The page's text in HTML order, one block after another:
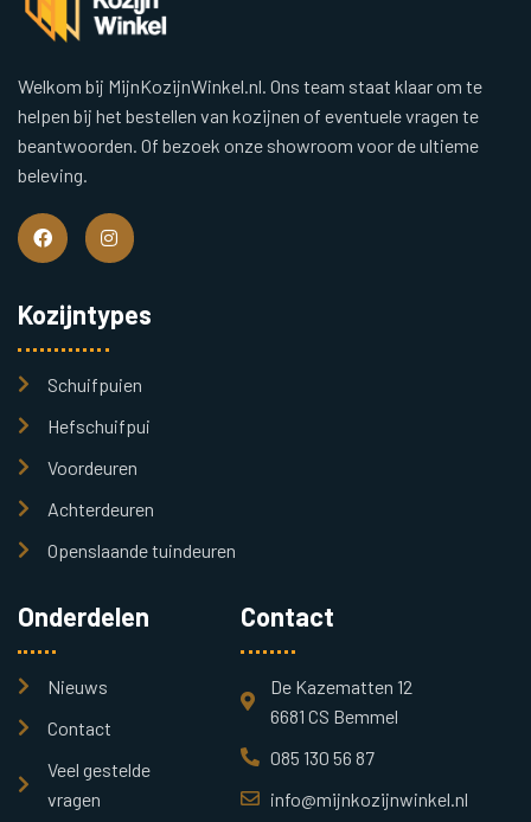
Welkom bij MijnKozijnWinkel.nl. Ons team staat klaar om te
helpen bij het bestellen van kozijnen of eventuele vragen te
beantwoorden. Of bezoek onze showroom voor de ultieme
beleving.
Kozijntypes
Schuifpuien
Hefschuifpui
Voordeuren
Achterdeuren
Openslaande tuindeuren
Onderdelen
Nieuws
Contact
Veel gestelde
vragen
Contact
De Kazematten 12
6681 CS Bemmel
085 130 56 87
info@mijnkozijnwinkel.nl